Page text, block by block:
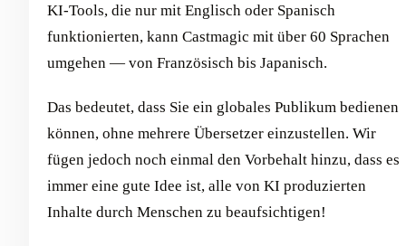
KI-Tools, die nur mit Englisch oder Spanisch
funktionierten, kann Castmagic mit über 60 Sprachen
umgehen — von Französisch bis Japanisch.
Das bedeutet, dass Sie ein globales Publikum bedienen
können, ohne mehrere Übersetzer einzustellen. Wir
fügen jedoch noch einmal den Vorbehalt hinzu, dass es
immer eine gute Idee ist, alle von KI produzierten
Inhalte durch Menschen zu beaufsichtigen!